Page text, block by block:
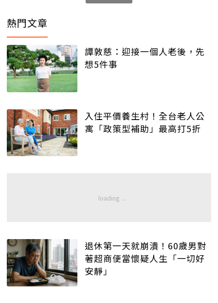
熱門文章
譚敦慈：迎接一個人老後，先
想5件事
入住平價養生村！全台老人公
寓「政策型補助」最高打5折
退休第一天就崩潰！60歲男對
著超商便當懷疑人生「一切好
安靜」